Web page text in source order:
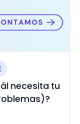
necesita tu